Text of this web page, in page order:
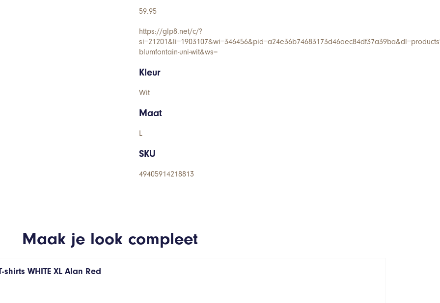
59.95
https://glp8.net/c/?
blumfontain-uni-wit&ws=
Kleur
Wit
Maat
L
SKU
49405914218813
Maak je look compleet
WHITE XL Alan Red